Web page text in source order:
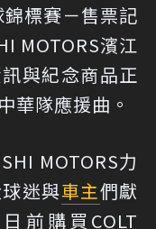
錦標賽－售票記
MOTORS濱江
與紀念商品正
華隊應援曲。
MOTORS力
迷與車主們獻
前購買COLT